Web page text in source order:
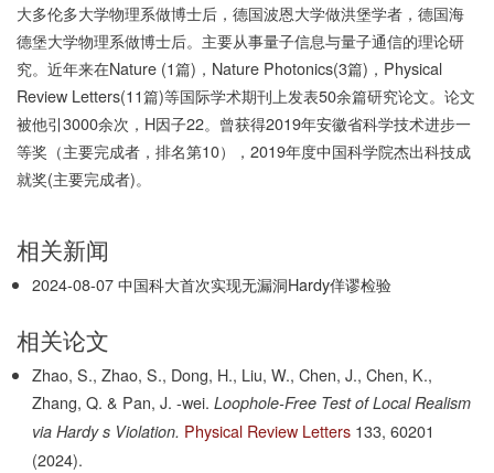
大多伦多大学物理系做博士后，德国波恩大学做洪堡学者，德国海
德堡大学物理系做博士后。主要从事量子信息与量子通信的理论研
究。近年来在Nature (1篇)，Nature Photonics(3篇)，Physical
Review Letters(11篇)等国际学术期刊上发表50余篇研究论文。论文
被他引3000余次，H因子22。曾获得2019年安徽省科学技术进步一
等奖（主要完成者，排名第10），2019年度中国科学院杰出科技成
就奖(主要完成者)。
相关新闻
2024-08-07 中国科大首次实现无漏洞Hardy佯谬检验
相关论文
Zhao, S., Zhao, S., Dong, H., Liu, W., Chen, J., Chen, K.,
Zhang, Q. & Pan, J. -wei. Loophole-Free Test of Local Realism
via Hardy s Violation. Physical Review Letters 133, 60201
(2024).